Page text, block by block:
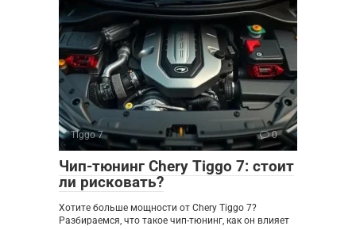
Tiggo 7 0
Чип-тюнинг Chery Tiggo 7: стоит
ли рисковать?
Хотите больше мощности от Chery Tiggo 7?
Разбираемся, что такое чип-тюнинг, как он влияет